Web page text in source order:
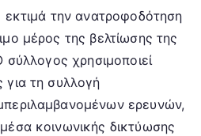
την ανατροφοδότηση
μέρος της βελτίωσης της
σύλλογος χρησιμοποιεί
για τη συλλογή
ερευνών,
κοινωνικής δικτύωσης